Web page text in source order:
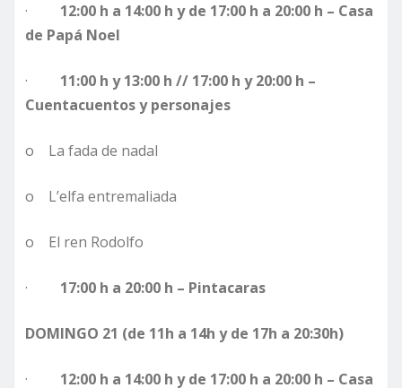
· 12:00 h a 14:00 h y de 17:00 h a 20:00 h – Casa
de Papá Noel
· 11:00 h y 13:00 h // 17:00 h y 20:00 h –
Cuentacuentos y personajes
o La fada de nadal
o L’elfa entremaliada
o El ren Rodolfo
· 17:00 h a 20:00 h – Pintacaras
DOMINGO 21 (de 11h a 14h y de 17h a 20:30h)
· 12:00 h a 14:00 h y de 17:00 h a 20:00 h – Casa